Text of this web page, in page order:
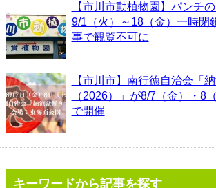
【市川市動植物園】パンチ
9/1（火）～18（金）一時閉
事で観覧不可に
【市川市】南行徳自治会「
（2026）」が8/7（金）・8
で開催
キーワードから記事を探す